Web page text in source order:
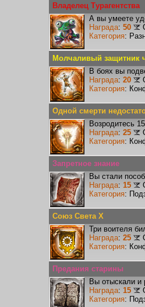
Владелец Турагентства
А вы умеете
Награда: 50
Категория:
Молчаливый защитник
В боях вы
Награда: 20
Категория:
Одной смерти
Возродитесь
Награда: 25
Категория:
Запретное знание
Вы стали
Награда: 15
Категория:
Союз Света X
Три воителя
Награда: 25
Категория:
Предания старины
Вы отыскали
Награда: 15
Категория: